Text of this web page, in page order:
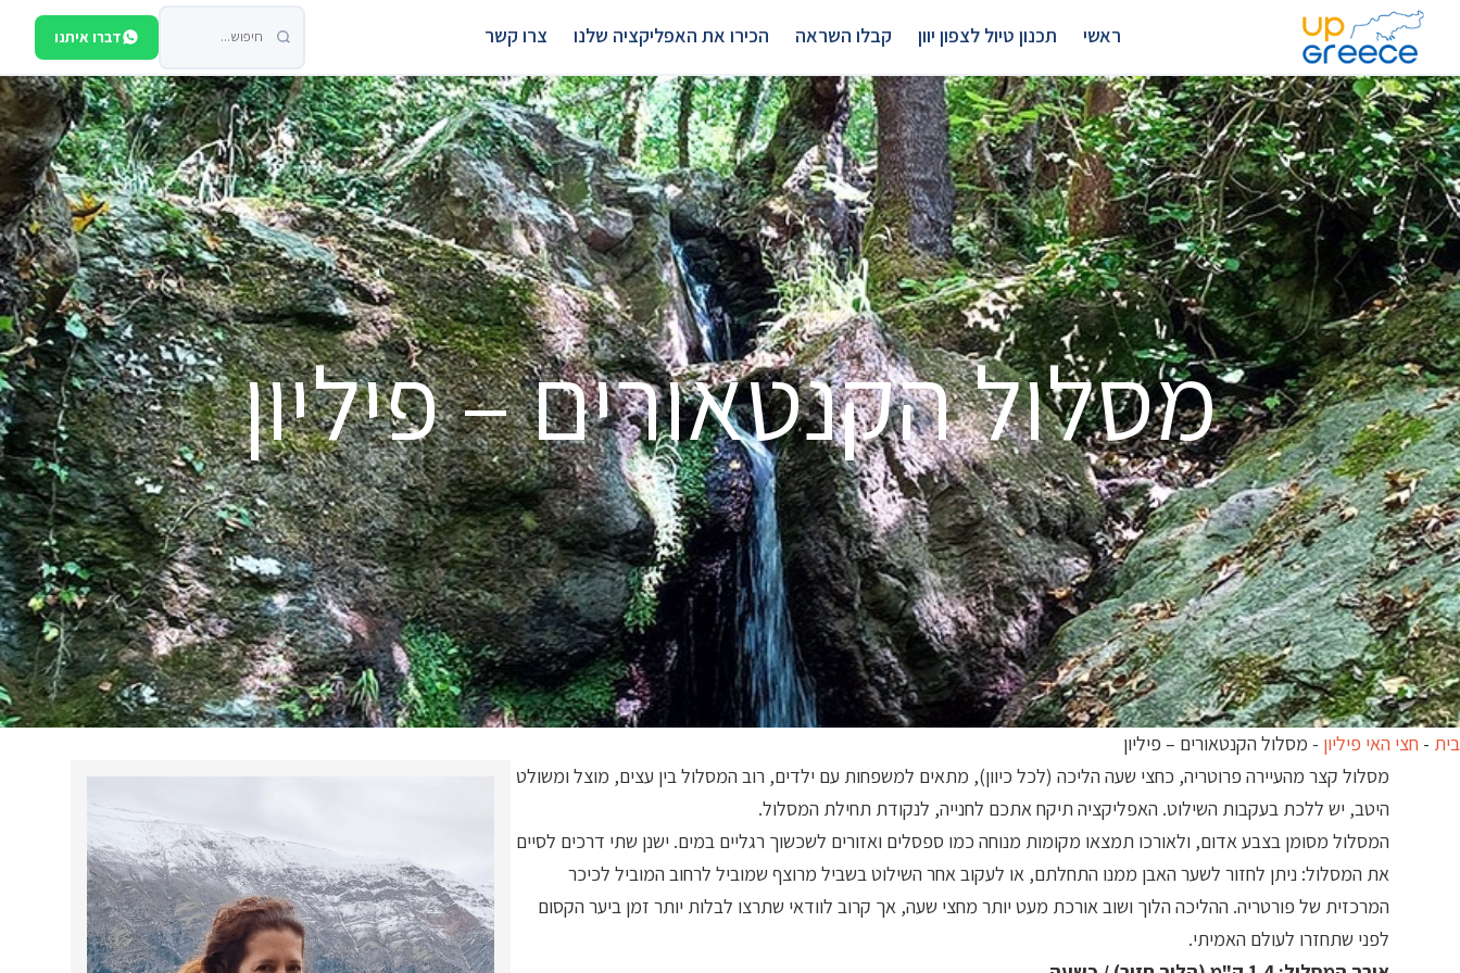
ראשי תכנון טיול לצפון יוון קבלו השראה הכירו את האפליקציה שלנו צרו קשר דברו איתנו
מסלול הקנטאורים – פיליון
בית - חצי האי פיליון - מסלול הקנטאורים – פיליון
מסלול קצר מהעיירה פרוטריה, כחצי שעה הליכה (לכל כיוון), מתאים למשפחות עם ילדים, רוב המסלול בין עצים, מוצל ומשולט
היטב, יש ללכת בעקבות השילוט. האפליקציה תיקח אתכם לחנייה, לנקודת תחילת המסלול.
המסלול מסומן בצבע אדום, ולאורכו תמצאו מקומות מנוחה כמו ספסלים ואזורים לשכשוך רגליים במים. ישנן שתי דרכים לסיים
את המסלול: ניתן לחזור לשער האבן ממנו התחלתם, או לעקוב אחר השילוט בשביל מרוצף שמוביל לרחוב המוביל לכיכר
המרכזית של פורטריה. ההליכה הלוך ושוב אורכת מעט יותר מחצי שעה, אך קרוב לוודאי שתרצו לבלות יותר זמן ביער הקסום
לפני שתחזרו לעולם האמיתי.